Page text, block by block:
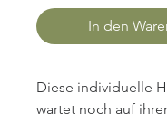
In den
Diese individuelle
wartet noch auf